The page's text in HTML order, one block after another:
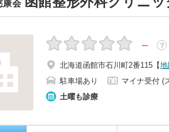
康会
－ ？
北海道函館市石川町2番115 【地
駐車場あり
マイナ受付 (
土曜も診療